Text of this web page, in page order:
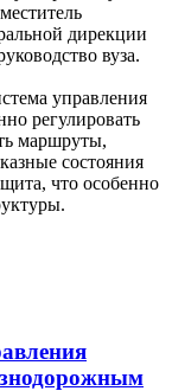
дирекции
вуза.
управления
регулировать
маршруты,
состояния
что особенно